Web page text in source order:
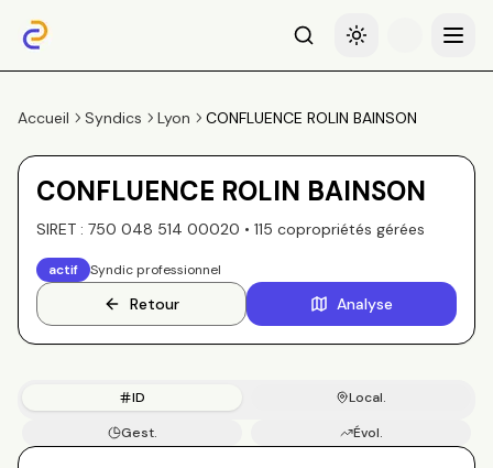
RechercheBasculer le thème
Menu
Accueil Syndics Lyon CONFLUENCE ROLIN BAINSON
CONFLUENCE ROLIN BAINSON
SIRET : 750 048 514 00020 • 115 copropriétés gérées
actif Syndic professionnel
Retour Analyse
ID
Local.
Gest.
Évol.